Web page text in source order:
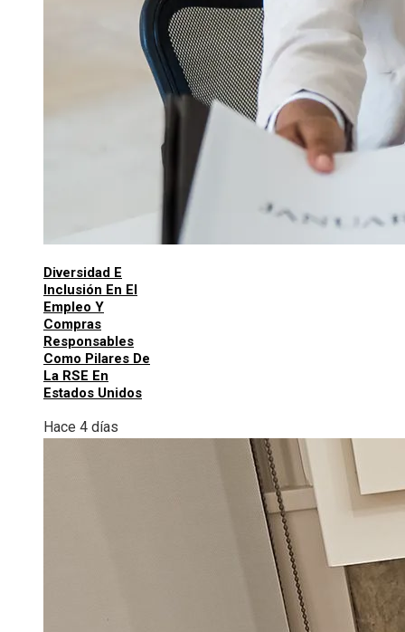
Diversidad E
Inclusión En El
Empleo Y
Compras
Responsables
Como Pilares De
La RSE En
Estados Unidos
Hace 4 días